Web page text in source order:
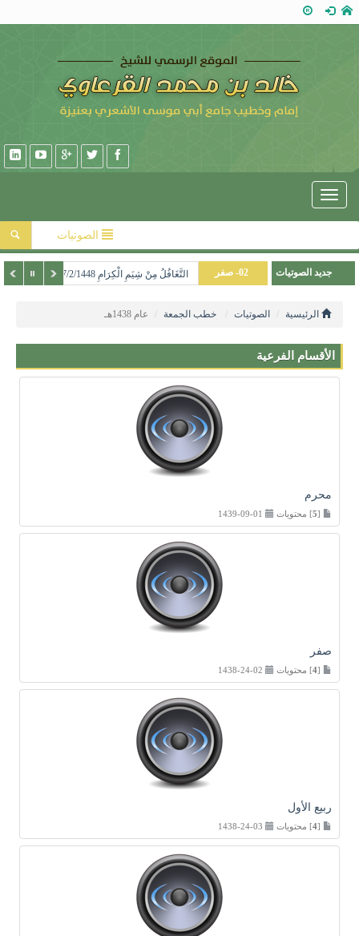
Toggle
navigation
الصوتيات
جديد الصوتيات 02- صفر
12- ذو الحجة
التَّغَافُلُ مِنْ شِيَمِ الْكِرَامِ 17/2/1448هـ
الرئيسية الصوتيات خطب الجمعة عام 1438هـ
الأقسام الفرعية
محرم
[
5] محتويات
صفر
[
4] محتويات
ربيع الأول
[
4] محتويات